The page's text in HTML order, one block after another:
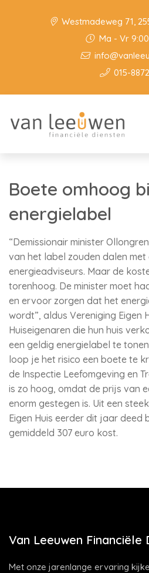
Westmadeweg 71,
Ma - Vr
015-
Boete omhoog
energielabel
“Demissionair minister
van het label zouden dalen
energieadviseurs. Maar de
torenhoog. De minister moet
en ervoor zorgen dat het
wordt”, aldus Vereniging Eigen
Huiseigenaren die hun huis
een geldig energielabel te
loop je het risico een boete te
de Inspectie Leefomgeving en
is zo hoog, omdat de prijs van
enorm gestegen is. Uit een
Eigen Huis eerder dit jaar deed
gemiddeld 307 euro kost.
Van Leeuwen Financiële
Met onze jarenlange ervaring